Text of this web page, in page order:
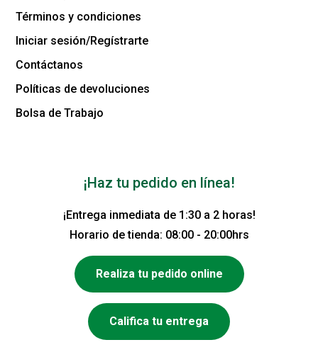
Términos y condiciones
Iniciar sesión/Regístrarte
Contáctanos
Políticas de devoluciones
Bolsa de Trabajo
¡Haz tu pedido en línea!
¡Entrega inmediata de 1:30 a 2 horas!
Horario de tienda: 08:00 - 20:00hrs
Realiza tu pedido online
Califica tu entrega